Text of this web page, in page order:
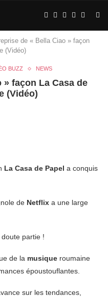
de « Bella Ciao » façon
(Vidéo)
BUZZ NEWS
» façon La Casa de
(Vidéo)
La Casa de Papel a conquis
de Netflix a une large
partie !
de la musique roumaine
époustouflantes.
sur les tendances,